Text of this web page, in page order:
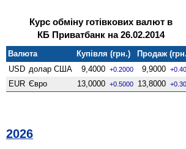
Курс обміну готівкових валют в
КБ Приватбанк на 26.02.2014
Валюта Купівля (грн.)
Продаж
USD долар США 9,4000 +0.2000 9,9000
EUR Євро 13,0000 +0.5000 13,8000
2026